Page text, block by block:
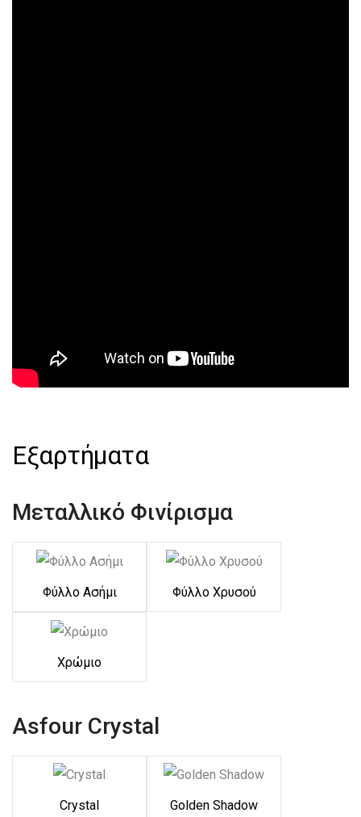
Εξαρτήματα
Μεταλλικό Φινίρισμα
Φύλλο Ασήμι Φύλλο Χρυσού
Χρώμιο
Asfour Crystal
Crystal Golden Shadow